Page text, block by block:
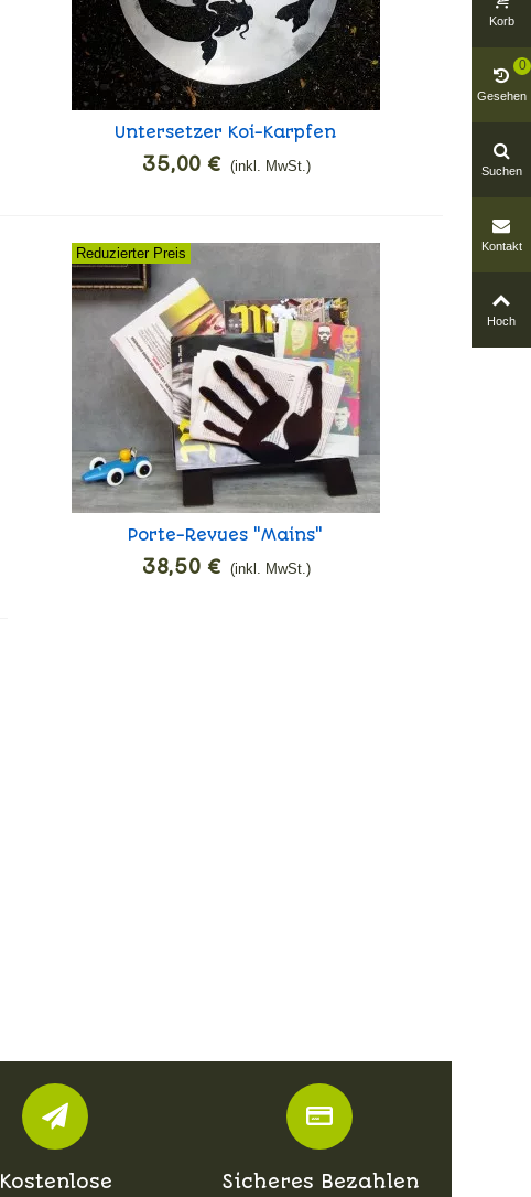
In den Warenkorb
Untersetzer Koi-Karpfen
35,00 € (inkl. MwSt.)
Reduzierter Preis
In den Warenkorb
Porte-Revues "Mains"
38,50 € (inkl. MwSt.)
Kostenlose
Sicheres Bezahlen
Korb
Gesehen
0
Suchen
Kontakt
Hoch